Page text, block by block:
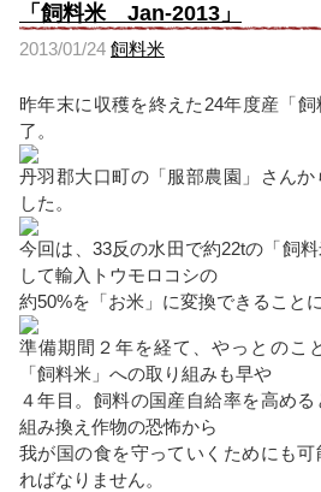
「飼料米 Jan-2013」
2013/01/24 飼料米
昨年末に収穫を終えた24年度産「
了。
丹羽郡大口町の「服部農園」さん
した。
今回は、33反の水田で約22tの「飼
して輸入トウモロコシの
約50%を「お米」に変換できること
準備期間２年を経て、やっとのこ
「飼料米」への取り組みも早や
４年目。飼料の国産自給率を高め
組み換え作物の恐怖から
我が国の食を守っていくためにも
ればなりません。